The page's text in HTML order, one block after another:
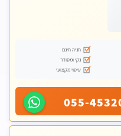
חניה חינם
נקי ומסודר
עיסוי מקצועי
055-